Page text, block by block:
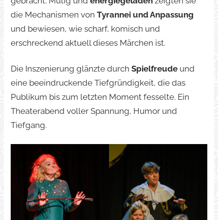
die Mechanismen von Tyrannei und Anpassung
und bewiesen, wie scharf, komisch und
erschreckend aktuell dieses Märchen ist.
Die Inszenierung glänzte durch Spielfreudeund
eine beeindruckende Tiefgründigkeit, die das
Publikum bis zum letzten Moment fesselte. Ein
Theaterabend voller Spannung, Humor und
Tiefgang.